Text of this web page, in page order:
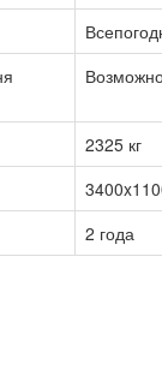
2325 кг
2 года